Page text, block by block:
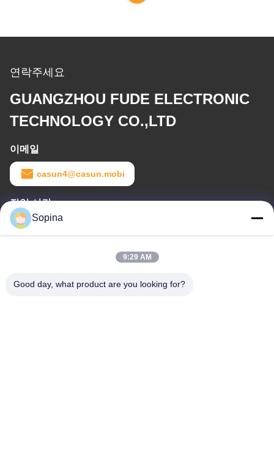
연락주세요
GUANGZHOU FUDE ELECTRONIC
TECHNOLOGY CO.,LTD
이메일
casun4@casun.mobi
작업 시간
8:00-20:00
NO.61 핑시 산업 구역, 후아산 시, 후아두 구, 광저우, 510880,중국
Sopina
9:29 AM
Good day, what product are you looking for?